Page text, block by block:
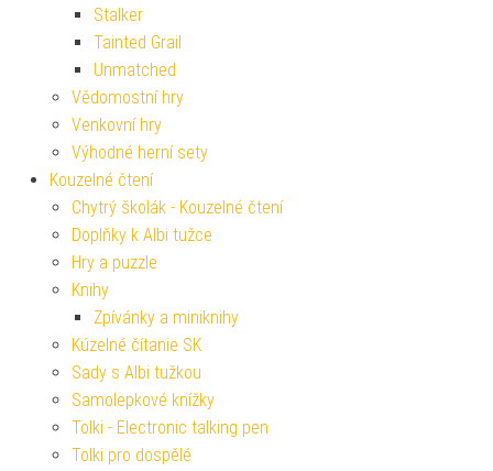
Stalker
Tainted Grail
Unmatched
Vědomostní hry
Venkovní hry
Výhodné herní sety
Kouzelné čtení
Chytrý školák - Kouzelné čtení
Doplňky k Albi tužce
Hry a puzzle
Knihy
Zpívánky a miniknihy
Kúzelné čítanie SK
Sady s Albi tužkou
Samolepkové knížky
Tolki - Electronic talking pen
Tolki pro dospělé